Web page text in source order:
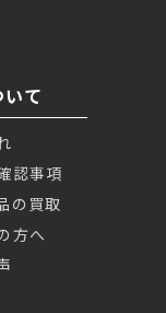
て
認事項
の買取
方へ